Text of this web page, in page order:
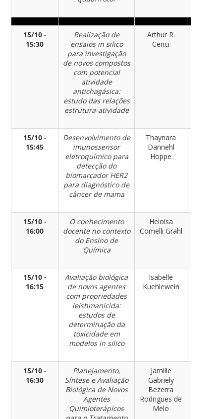
15/10 -
15:30
Realização de
ensaios in silico
para investigação
de novos compostos
com potencial
atividade
antichagásica:
estudo das relações
estrutura-atividade
Arthur R.
Cenci
15/10 -
15:45
Desenvolvimento de
imunossensor
eletroquímico para
detecção do
biomarcador HER2
para diagnóstico de
câncer de mama
Thaynara
Dannehl
Hoppe
15/10 -
16:00
O conhecimento
docente no contexto
do Ensino de
Química
Heloísa
Comelli Grahl
15/10 -
16:15
Avaliação biológica
de novos agentes
com propriedades
leishmanicida:
estudos de
determinação da
toxicidade em
modelos in silico
Isabelle
Kuehlewein
15/10 -
16:30
Planejamento,
Síntese e Avaliação
Biológica de Novos
Agentes
Quimioterápicos
Jamille
Gabriely
Bezerra
Rodrigues de
Melo